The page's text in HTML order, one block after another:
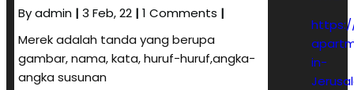
Byadmin | 3 Feb, 22 | 1 Comments |
Merek adalah tanda yang berupa
gambar, nama, kata, huruf-huruf,angka-
angka susunan
in-